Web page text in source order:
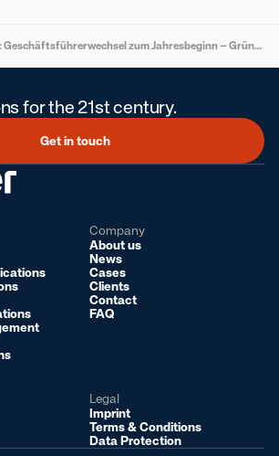
tarife.at: Geschäftsführerwechsel zum Jahresbeginn – Gründer Maximilian Schirmer übergibt an Michael Kreil
for the 21st century.
Get in touch
Company
About us
News
Cases
Clients
Contact
FAQ
Legal
Imprint
Terms & Conditions
Data Protection